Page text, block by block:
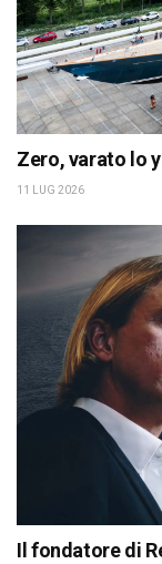
Zero, varato lo
11 LUG 2026
Il fondatore di